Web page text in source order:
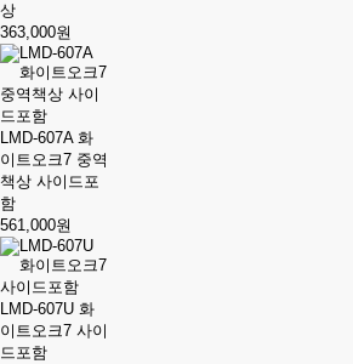
상
363,000원
LMD-607A 화
이트오크7 중역
책상 사이드포
함
561,000원
LMD-607U 화
이트오크7 사이
드포함